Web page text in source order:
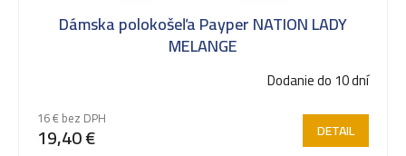
Dámska polokošeľa Payper NATION LADY
MELANGE
Dodanie do 10 dní
16 € bez DPH
19,40 € DETAIL